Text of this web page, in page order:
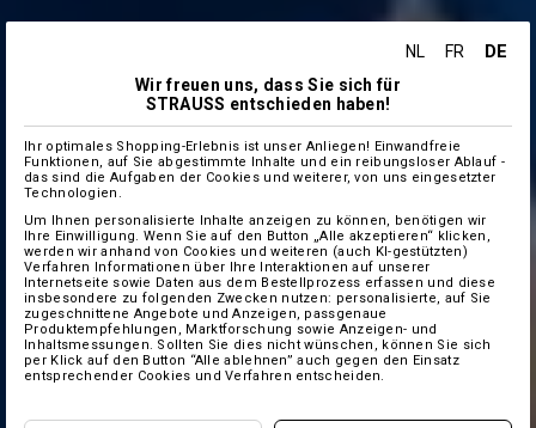
NL FR DE
Wir freuen uns, dass Sie sich für
STRAUSS entschieden haben!
Ihr optimales Shopping-Erlebnis ist unser Anliegen! Einwandfreie
Funktionen, auf Sie abgestimmte Inhalte und ein reibungsloser Ablauf -
das sind die Aufgaben der Cookies und weiterer, von uns eingesetzter
Technologien.
Um Ihnen personalisierte Inhalte anzeigen zu können, benötigen wir
Ihre Einwilligung. Wenn Sie auf den Button „Alle akzeptieren“ klicken,
werden wir anhand von Cookies und weiteren (auch KI-gestützten)
Verfahren Informationen über Ihre Interaktionen auf unserer
Internetseite sowie Daten aus dem Bestellprozess erfassen und diese
insbesondere zu folgenden Zwecken nutzen: personalisierte, auf Sie
zugeschnittene Angebote und Anzeigen, passgenaue
Produktempfehlungen, Marktforschung sowie Anzeigen- und
Inhaltsmessungen. Sollten Sie dies nicht wünschen, können Sie sich
per Klick auf den Button “Alle ablehnen” auch gegen den Einsatz
entsprechender Cookies und Verfahren entscheiden.